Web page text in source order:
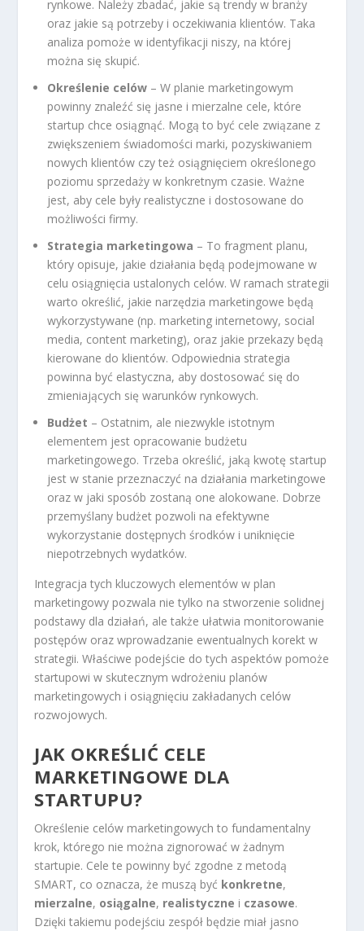
rynkowe. Należy zbadać, jakie są trendy w branży
oraz jakie są potrzeby i oczekiwania klientów. Taka
analiza pomoże w identyfikacji niszy, na której
można się skupić.
Określenie celów – W planie marketingowym
powinny znaleźć się jasne i mierzalne cele, które
startup chce osiągnąć. Mogą to być cele związane z
zwiększeniem świadomości marki, pozyskiwaniem
nowych klientów czy też osiągnięciem określonego
poziomu sprzedaży w konkretnym czasie. Ważne
jest, aby cele były realistyczne i dostosowane do
możliwości firmy.
Strategia marketingowa – To fragment planu,
który opisuje, jakie działania będą podejmowane w
celu osiągnięcia ustalonych celów. W ramach strategii
warto określić, jakie narzędzia marketingowe będą
wykorzystywane (np. marketing internetowy, social
media, content marketing), oraz jakie przekazy będą
kierowane do klientów. Odpowiednia strategia
powinna być elastyczna, aby dostosować się do
zmieniających się warunków rynkowych.
Budżet – Ostatnim, ale niezwykle istotnym
elementem jest opracowanie budżetu
marketingowego. Trzeba określić, jaką kwotę startup
jest w stanie przeznaczyć na działania marketingowe
oraz w jaki sposób zostaną one alokowane. Dobrze
przemyślany budżet pozwoli na efektywne
wykorzystanie dostępnych środków i uniknięcie
niepotrzebnych wydatków.
Integracja tych kluczowych elementów w plan
marketingowy pozwala nie tylko na stworzenie solidnej
podstawy dla działań, ale także ułatwia monitorowanie
postępów oraz wprowadzanie ewentualnych korekt w
strategii. Właściwe podejście do tych aspektów pomoże
startupowi w skutecznym wdrożeniu planów
marketingowych i osiągnięciu zakładanych celów
rozwojowych.
JAK OKREŚLIĆ CELE
MARKETINGOWE DLA
STARTUPU?
Określenie celów marketingowych to fundamentalny
krok, którego nie można zignorować w żadnym
startupie. Cele te powinny być zgodne z metodą
SMART, co oznacza, że muszą być konkretne,
mierzalne, osiągalne, realistyczne i czasowe.
Dzięki takiemu podejściu zespół będzie miał jasno